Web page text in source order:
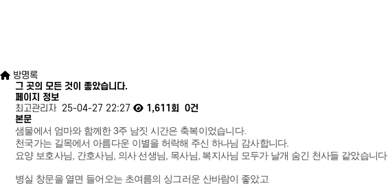
방명록
그 곳의 모든 것이 좋았습니다.
페이지 정보
최고관리자 25-04-27 22:27 1,611회
0건
본문
샘물에서 엄마와 함께한 3주 남짓 시간은 축복이었습니다.
천국가는 길목에서 아름다운 이별을 허락해 주신 하나님 감사합니다.
요양 보호사님, 간호사님, 의사 선생님, 목사님, 복지사님 모두가 날개 숨긴 천사들 같았습니다.
병실 창문을 열면 들어오는 초여름의 싱그러운 산바람이 좋았고